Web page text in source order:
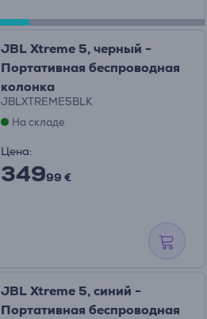
JBL Xtreme 5, черный -
Портативная беспроводная
колонка
JBLXTREME5BLK
На складе
Цена:
34999 €
JBL Xtreme 5, синий -
Портативная беспроводная